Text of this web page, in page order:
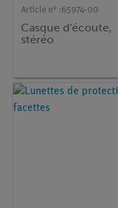
Article n° :65974-00
Casque d'écoute,
stéréo